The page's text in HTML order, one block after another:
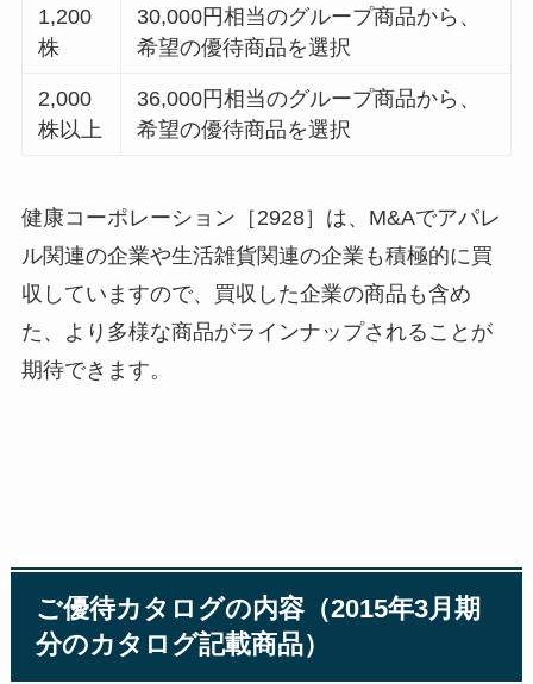
1,200
株
30,000円相当のグループ商品から、
希望の優待商品を選択
2,000
株以上
36,000円相当のグループ商品から、
希望の優待商品を選択
健康コーポレーション［2928］は、M&Aでアパレ
ル関連の企業や生活雑貨関連の企業も積極的に買
収していますので、買収した企業の商品も含め
た、より多様な商品がラインナップされることが
期待できます。
ご優待カタログの内容（2015年3月期
分のカタログ記載商品）